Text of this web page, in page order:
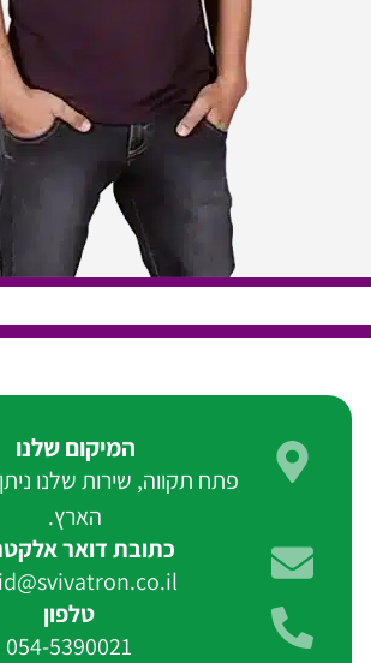
המיקום שלנו
פתח תקווה, שירות שלנו
הארץ.
כתובת דואר
טלפון
054-5390021